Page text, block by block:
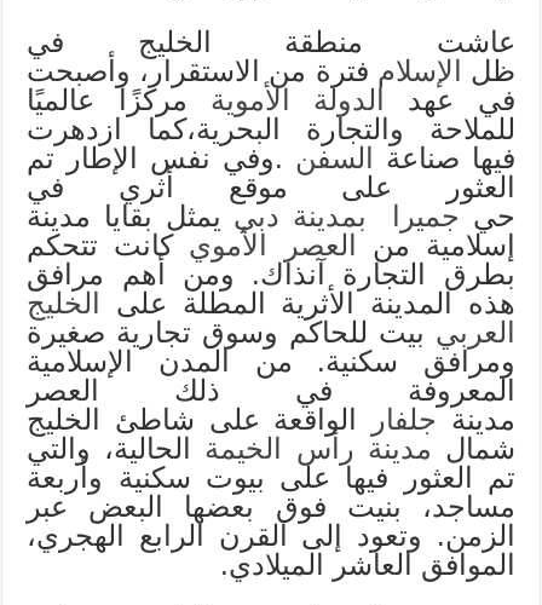
عاشت منطقة الخليج في
ظل الإسلام فترة من الاستقرار، وأصبحت
في عهد الدولة الأموية مركزًا عالميًا
للملاحة والتجارة البحرية،كما ازدهرت
فيها صناعة السفن .وفي نفس الإطار تم
العثور على موقع أثري في
حيجميرا بمدينة دبي يمثل بقايا مدينة
إسلامية من العصر الأموي كانت تتحكم
بطرق التجارة آنذاك. ومن أهم مرافق
هذه المدينة الأثرية المطلة على الخليج
العربي بيت للحاكم وسوق تجارية صغيرة
ومرافق سكنية. من المدن الإسلامية
المعروفة في ذلك العصر
مدينةجلفار
الواقعة على شاطئ الخليج
شمال مدينة رأس الخيمة الحالية، والتي
تم العثور فيها على بيوت سكنية وأربعة
مساجد، بنيت فوق بعضها البعض عبر
الزمن. وتعود إلى القرن الرابع الهجري،
الموافق العاشر الميلادي.